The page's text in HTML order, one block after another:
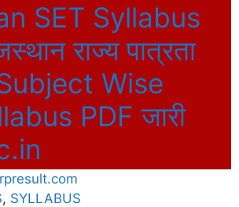
SET Syllabus
राज्य पात्रता
Subject Wise
PDF जारी
rpresult.com
, SYLLABUS